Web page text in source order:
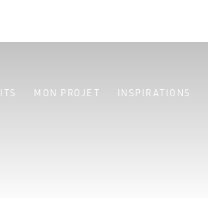
MON PROJET INSPIRATIONS